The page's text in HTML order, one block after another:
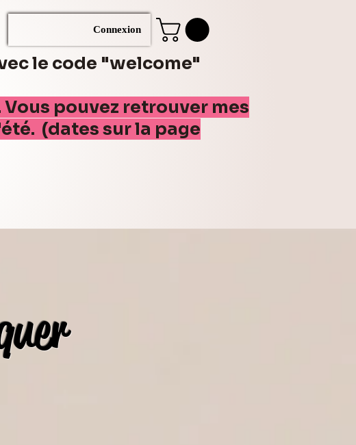
Connexion
le code "welcome"
pouvez retrouver mes
(dates sur la page